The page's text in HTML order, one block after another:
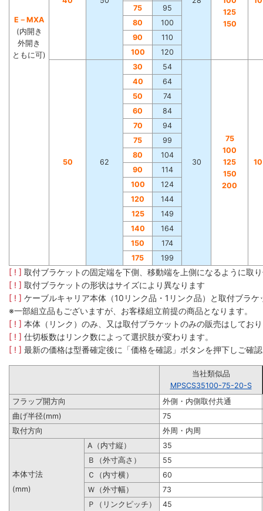
E－MXA
(内開き
外開き
ともに可)
125
150
75
95
80
100
90
110
100
120
50 62
30 54
30
75
100
125
150
200
40
64
50
74
60
84
70
94
75
99
80
104
90
114
100
124
120
144
125
149
140
164
150
174
175
199
[ ! ] 取付ブラケットの固定端を下側、移動端を上側になるように取
[ ! ] 取付ブラケットの形状はサイズにより異なります
[ ! ] ケーブルキャリア本体（10リンク品・1リンク品）と取付ブラ
※一部組立品もございますが、お客様組立前提の商品となります。
[ ! ] 本体（リンク）のみ、又は取付ブラケットのみの販売はしてお
[ ! ] 仕切板数はリンク数によって選択肢が変わります。
[ ! ] 最新の価格は型番確定後に「価格を確認」ボタンを押下しご確
当社類似品
MPSCS35100-75-20-S
フラップ開方向
外側・内側取付共通
曲げ半径(mm)
75
取付方向
外周・内周
A（内寸縦）
35
Ｂ（外寸高さ）
55
本体寸法
Ｃ（内寸横）
60
(mm)
Ｗ（外寸幅）
73
Ｐ（リンクピッチ）
45